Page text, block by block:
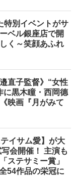
特別イベントがサ
ベル銀座店で開
く～笑顔あふれ
直子監督》“女性
に黒木瞳・西岡德
映画『月がみて
イサム愛】が大
会開催！ 主演も
ステサミー賞」
54作品の栄冠に